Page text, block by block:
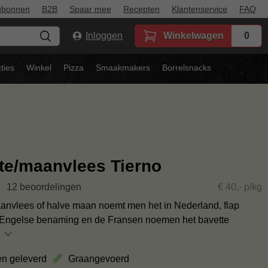
B2B Spaar mee Recepten Klantenservice FAQ
Inloggen Winkelwagen 0
Winkel Pizza Smaakmakers Borrelsnacks
maanvlees Tierno
12 beoordelingen
€ 40,- p/kg
of halve maan noemt men het in Nederland, flap
benaming en de Fransen noemen het bavette
geleverd Graangevoerd